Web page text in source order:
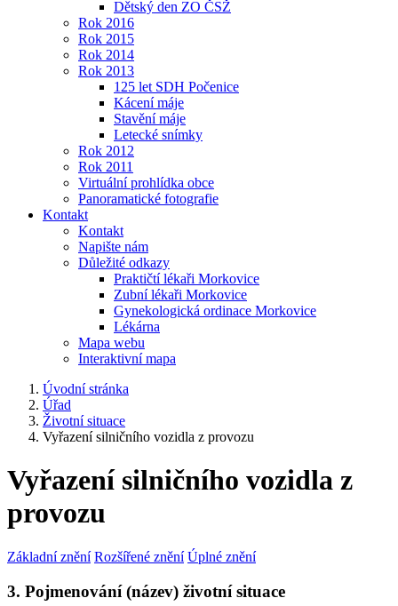
Dětský den ZO ČSŽ
Rok 2016
Rok 2015
Rok 2014
Rok 2013
125 let SDH Počenice
Kácení máje
Stavění máje
Letecké snímky
Rok 2012
Rok 2011
Virtuální prohlídka obce
Panoramatické fotografie
Kontakt
Kontakt
Napište nám
Důležité odkazy
Praktičtí lékaři Morkovice
Zubní lékaři Morkovice
Gynekologická ordinace Morkovice
Lékárna
Mapa webu
Interaktivní mapa
Úvodní stránka
Úřad
Životní situace
Vyřazení silničního vozidla z provozu
Vyřazení silničního vozidla z
provozu
Základní znění Rozšířené znění Úplné znění
3. Pojmenování (název) životní situace